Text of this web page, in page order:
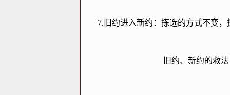
7. 旧约进入新约：拣选的方式不变
旧约、新约的救